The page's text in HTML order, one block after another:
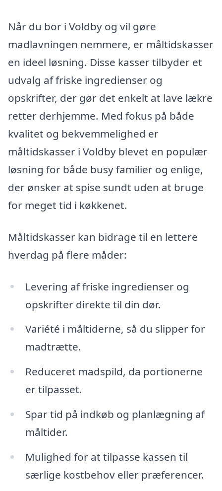
Når du bor i Voldby og vil gøre
madlavningen nemmere, er måltidskasser
en ideel løsning. Disse kasser tilbyder et
udvalg af friske ingredienser og
opskrifter, der gør det enkelt at lave lækre
retter derhjemme. Med fokus på både
kvalitet og bekvemmelighed er
måltidskasser i Voldby blevet en populær
løsning for både busy familier og enlige,
der ønsker at spise sundt uden at bruge
for meget tid i køkkenet.
Måltidskasser kan bidrage til en lettere
hverdag på flere måder:
Levering af friske ingredienser og
opskrifter direkte til din dør.
Variété i måltiderne, så du slipper for
madtrætte.
Reduceret madspild, da portionerne
er tilpasset.
Spar tid på indkøb og planlægning af
måltider.
Mulighed for at tilpasse kassen til
særlige kostbehov eller præferencer.